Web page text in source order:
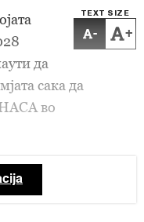
TEXT SIZE
- +
да
сака да
НАСА во